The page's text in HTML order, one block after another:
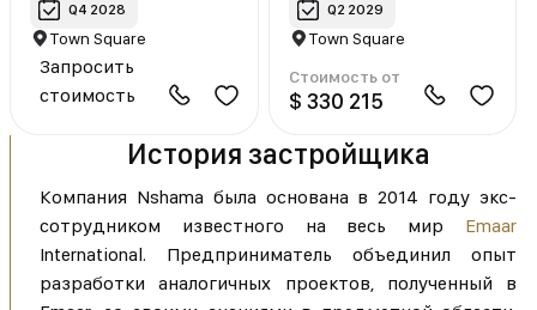
Q4 2028
Town Square
Запросить
стоимость
Q2 2029
Town Square
Стоимость от
$ 330 215
История застройщика
Компания Nshama была основана в 2014 году экс-
сотрудником известного на весь мир Emaar
International. Предприниматель объединил опыт
разработки аналогичных проектов, полученный в